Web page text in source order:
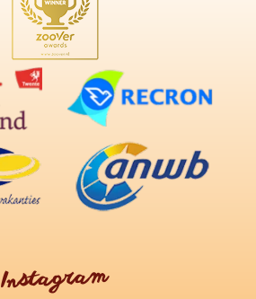
Instagram